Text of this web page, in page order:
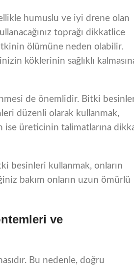
humuslu ve iyi drene olan
toprağı dikkatlice
ölümüne neden olabilir.
köklerinin sağlıklı
de önemlidir. Bitki
düzenli olarak kullanmak,
ise üreticinin talimatlarına
besinleri kullanmak, onların
bakım onların uzun ömürlü
ve
Bu nedenle, doğru